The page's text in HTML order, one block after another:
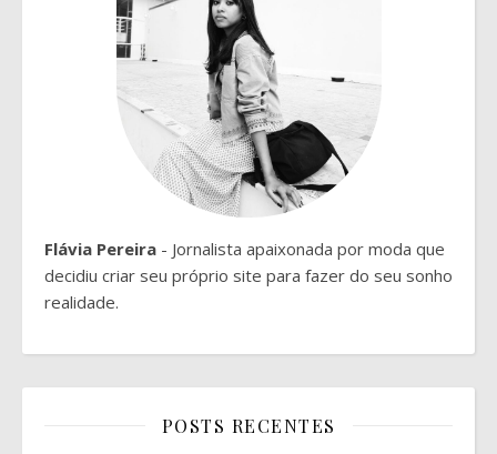
Flávia Pereira - Jornalista apaixonada por moda que
decidiu criar seu próprio site para fazer do seu sonho
realidade.
POSTS RECENTES